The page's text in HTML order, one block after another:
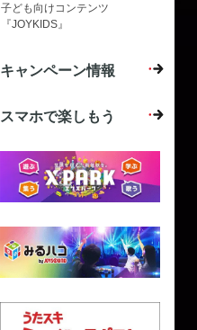
子ども向けコンテンツ
『JOYKIDS』
キャンペーン情報
スマホで楽しもう